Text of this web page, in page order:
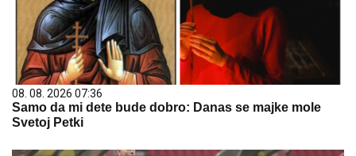
08. 08. 2026 07:36
Samo da mi dete bude dobro: Danas se majke mole
Svetoj Petki